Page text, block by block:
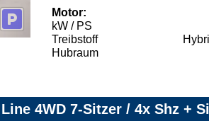
Motor:
kW / PS
Treibstoff
Hubraum
4WD 7-Sitzer / 4x Shz +